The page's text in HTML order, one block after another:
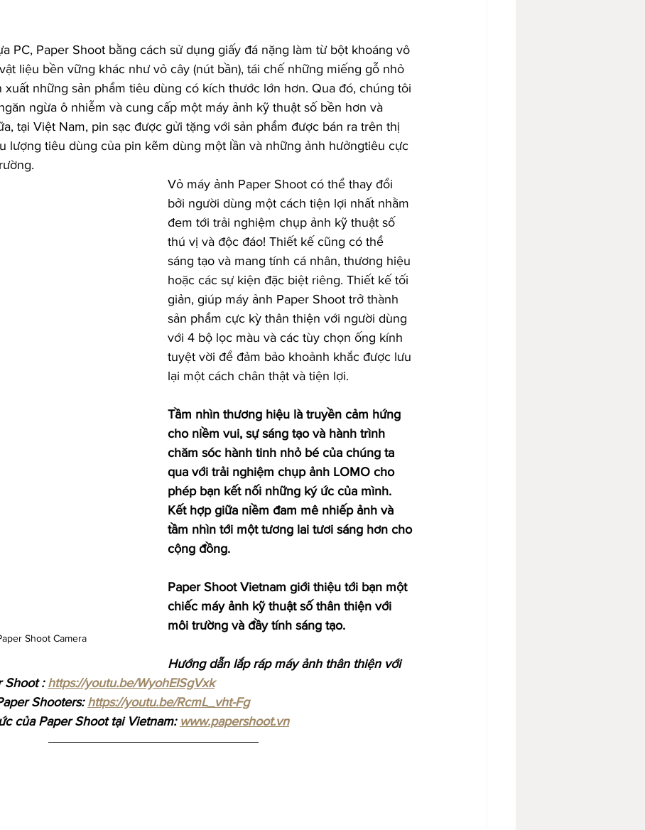
PC, Paper Shoot bằng cách sử dụng giấy đá nặng làm từ bột khoáng vô
liệu bền vững khác như vỏ cây (nút bần), tái chế những miếng gỗ nhỏ
xuất những sản phẩm tiêu dùng có kích thước lớn hơn. Qua đó, chúng tôi
ngừa ô nhiễm và cung cấp một máy ảnh kỹ thuật số bền hơn và
tại Việt Nam, pin sạc được gửi tặng với sản phẩm được bán ra trên thị
lượng tiêu dùng của pin kẽm dùng một lần và những ảnh hưởngtiêu cực
Shoot Camera
Vỏ máy ảnh Paper Shoot có thể thay đổi
bởi người dùng một cách tiện lợi nhất nhằm
đem tới trải nghiệm chụp ảnh kỹ thuật số
thú vị và độc đáo! Thiết kế cũng có thể
sáng tạo và mang tính cá nhân, thương hiệu
hoặc các sự kiện đặc biệt riêng. Thiết kế tối
giản, giúp máy ảnh Paper Shoot trở thành
sản phẩm cực kỳ thân thiện với người dùng
với 4 bộ lọc màu và các tùy chọn ống kính
tuyệt vời để đảm bảo khoảnh khắc được lưu
lại một cách chân thật và tiện lợi.
Tầm nhìn thương hiệu là truyền cảm hứng
cho niềm vui, sự sáng tạo và hành trình
chăm sóc hành tinh nhỏ bé của chúng ta
qua với trải nghiệm chụp ảnh LOMO cho
phép bạn kết nối những ký ức của mình.
Kết hợp giữa niềm đam mê nhiếp ảnh và
tầm nhìn tới một tương lai tươi sáng hơn cho
cộng đồng.
Paper Shoot Vietnam giới thiệu tới bạn một
chiếc máy ảnh kỹ thuật số thân thiện với
môi trường và đầy tính sáng tạo.
Hướng dẫn lắp ráp máy ảnh thân thiện với
Shoot : https://youtu.be/WyohEISgVxk
Shooters: https://youtu.be/RcmL_vht-Fg
của Paper Shoot tại Vietnam: www.papershoot.vn